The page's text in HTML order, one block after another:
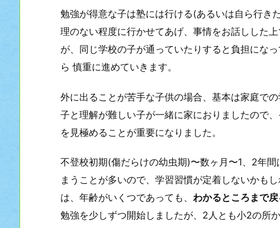
勉強が得意な子は塾には行ける(あるいは自ら行き
理のない程度に行かせてあげ、事情をお話しした
が、同じ学校の子が通っていたりすると負担にな
ら 慎重に進めていきます。
外に出ることが苦手な子供の場合、基本は家庭で
子と理解が難しい子が一緒に家におりましたので
を見極めることが重要になりました。
不登校初期(傷だらけの幼虫期)〜数ヶ月〜1、2年
まうことが多いので、学習習慣が定着しないかも
は、年齢がいくつであっても、 わかるところまで戻
勉強を少しずつ開始しましたが、2人とも小2の所